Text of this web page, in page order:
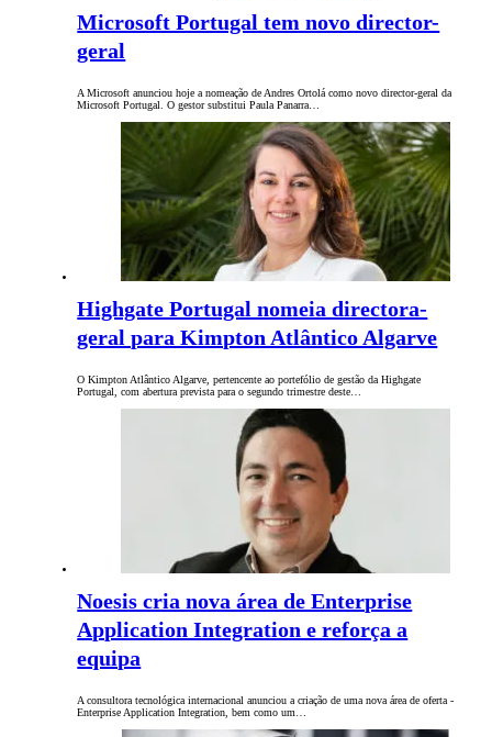
Microsoft Portugal tem novo director-
geral
A Microsoft anunciou hoje a nomeação de Andres Ortolá como novo director-geral da
Microsoft Portugal. O gestor substitui Paula Panarra…
Highgate Portugal nomeia directora-
geral para Kimpton Atlântico Algarve
O Kimpton Atlântico Algarve, pertencente ao portefólio de gestão da Highgate
Portugal, com abertura prevista para o segundo trimestre deste…
Noesis cria nova área de Enterprise
Application Integration e reforça a
equipa
A consultora tecnológica internacional anunciou a criação de uma nova área de oferta -
Enterprise Application Integration, bem como um…